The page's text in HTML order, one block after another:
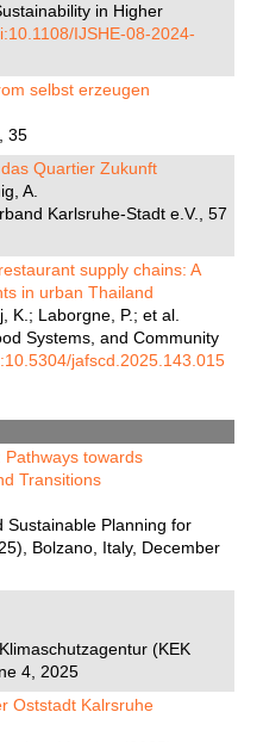
in Higher
IJSHE-08-2024-
selbst erzeugen
35
Quartier Zukunft
A.
Karlsruhe-Stadt e.V., 57
supply chains: A
in urban Thailand
K.; Laborgne, P.; et al.
Systems, and Community
jafscd.2025.143.015
towards
Transitions
Planning for
Bolzano, Italy, December
(KEK
4, 2025
Oststadt Kalrsruhe